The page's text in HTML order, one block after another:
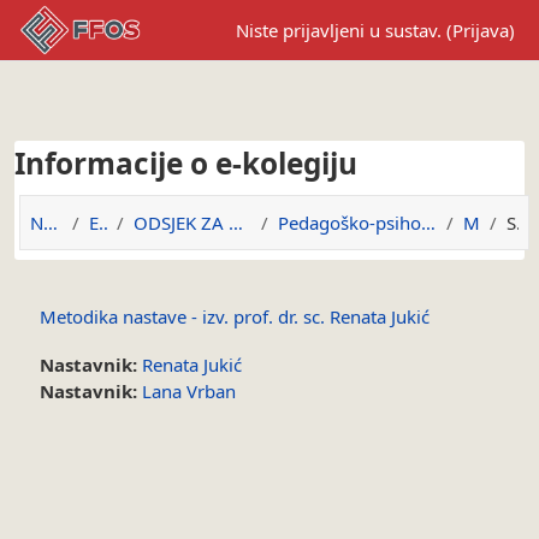
Preskoči na sadržaj
Niste prijavljeni u sustav. (Prijava)
Informacije o e-kolegiju
Naslovnica E-kolegiji ODSJEK ZA CJELOŽIVOTNO OBRAZOVANJE Pedagoško-psihološko-didaktičko-metodička izobrazb... MNRJ7_1 Sažetak
Metodika nastave - izv. prof. dr. sc. Renata Jukić
Nastavnik: Renata Jukić
Nastavnik: Lana Vrban